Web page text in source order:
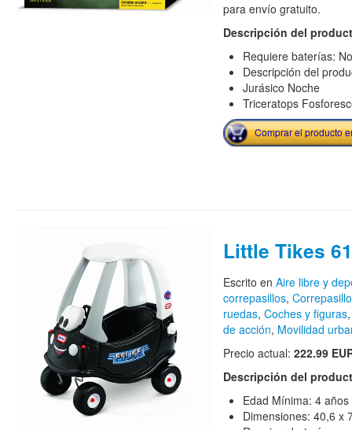
para envío gratuito.
Descripción del
Requiere baterías: No
Descripción del
Jurásico Noche
Triceratops
Comprar el producto
Little Tikes
Escrito en Aire libre y
correpasillos,
ruedas, Coches y figuras
de acción, Movilidad
Precio actual: 222.99
Descripción del
Edad Mínima: 4 años
Dimensiones: 40,6 x